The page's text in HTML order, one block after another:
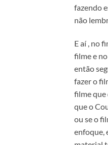
fazendo
não
E aí , no
filme e
então
fazer o
filme que
que o
ou se o
enfoque,